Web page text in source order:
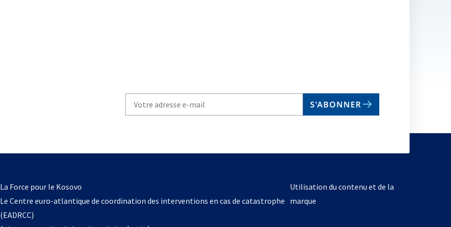
your
S'ABONNER
La Force pour le Kosovos’ouvre
dans
Le Centre euro-atlantique de coordination des interventions en cas de catastrophe
(EADRCC)
Utilisation du contenu et de la
marque